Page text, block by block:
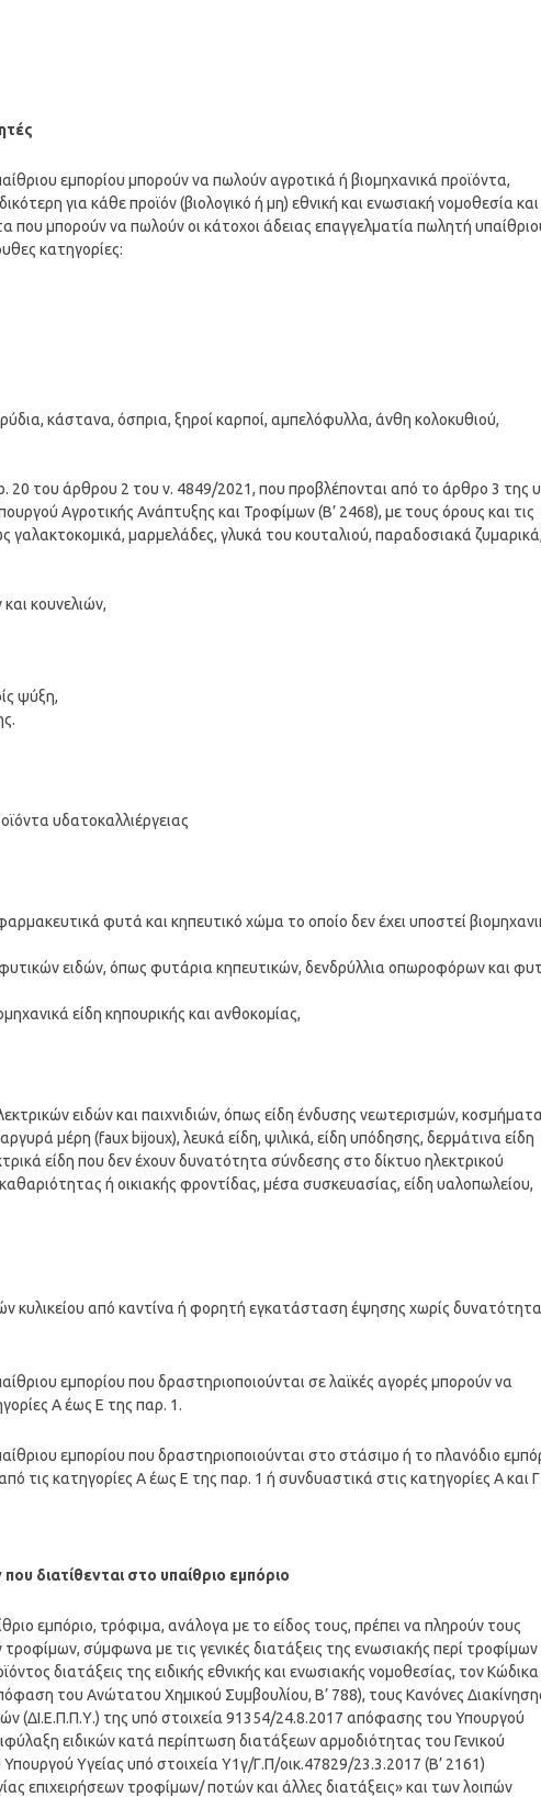
εμπορίου μπορούν να πωλούν αγροτικά ή βιομηχανικά προϊόντα,
για κάθε προϊόν (βιολογικό ή μη) εθνική και ενωσιακή νομοθεσία και
που μπορούν να πωλούν οι κάτοχοι άδειας επαγγελματία πωλητή
κατηγορίες:
κάστανα, όσπρια, ξηροί καρποί, αμπελόφυλλα, άνθη κολοκυθιού,
20 του άρθρου 2 του ν. 4849/2021, που προβλέπονται από το άρθρο 3 της
Αγροτικής Ανάπτυξης και Τροφίμων (Β’ 2468), με τους όρους και τις
μαρμελάδες, γλυκά του κουταλιού, παραδοσιακά ζυμαρικά,
κουνελιών,
ψύξη,
υδατοκαλλιέργειας
φυτά και κηπευτικό χώμα το οποίο δεν έχει υποστεί
ειδών, όπως φυτάρια κηπευτικών, δενδρύλλια οπωροφόρων και
είδη κηπουρικής και ανθοκομίας,
ειδών και παιχνιδιών, όπως είδη ένδυσης νεωτερισμών, κοσμήματα
μέρη (faux bijoux), λευκά είδη, ψιλικά, είδη υπόδησης, δερμάτινα είδη
είδη που δεν έχουν δυνατότητα σύνδεσης στο δίκτυο ηλεκτρικού
ή οικιακής φροντίδας, μέσα συσκευασίας, είδη υαλοπωλείου,
κυλικείου από καντίνα ή φορητή εγκατάσταση έψησης χωρίς δυνατότητα
εμπορίου που δραστηριοποιούνται σε λαϊκές αγορές μπορούν να
Α έως Ε της παρ. 1.
εμπορίου που δραστηριοποιούνται στο στάσιμο ή το πλανόδιο
τις κατηγορίες Α έως Ε της παρ. 1 ή συνδυαστικά στις κατηγορίες Α και Γ
διατίθενται στο υπαίθριο εμπόριο
εμπόριο, τρόφιμα, ανάλογα με το είδος τους, πρέπει να πληρούν τους
σύμφωνα με τις γενικές διατάξεις της ενωσιακής περί τροφίμων
διατάξεις της ειδικής εθνικής και ενωσιακής νομοθεσίας, τον Κώδικα
του Ανώτατου Χημικού Συμβουλίου, Β’ 788), τους Κανόνες
(ΔΙ.Ε.Π.Π.Υ.) της υπό στοιχεία 91354/24.8.2017 απόφασης του Υπουργού
ειδικών κατά περίπτωση διατάξεων αρμοδιότητας του Γενικού
Υγείας υπό στοιχεία Υ1γ/Γ.Π/οικ.47829/23.3.2017 (Β’ 2161)
επιχειρήσεων τροφίμων/ ποτών και άλλες διατάξεις» και των λοιπών